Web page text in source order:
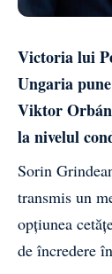
Victoria lui
Ungaria
Viktor
la nivelul
Sorin
transmis un
opțiunea
de încredere